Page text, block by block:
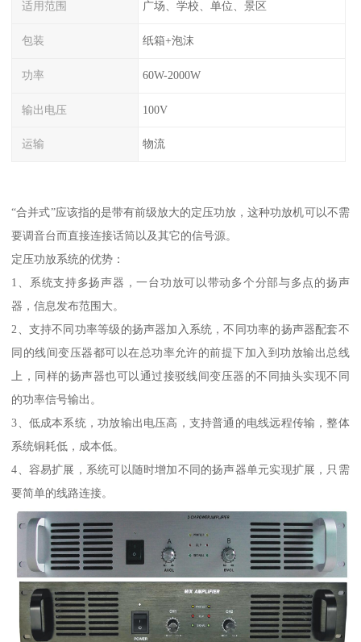
适用范围 广场、学校、单位、景区
包装 纸箱+泡沫
功率 60W-2000W
输出电压 100V
运输 物流
“合并式”应该指的是带有前级放大的定压功放，这种功放机可以不需
要调音台而直接连接话筒以及其它的信号源。
定压功放系统的优势：
1、系统支持多扬声器，一台功放可以带动多个分部与多点的扬声
器，信息发布范围大。
2、支持不同功率等级的扬声器加入系统，不同功率的扬声器配套不
同的线间变压器都可以在总功率允许的前提下加入到功放输出总线
上，同样的扬声器也可以通过接驳线间变压器的不同抽头实现不同
的功率信号输出。
3、低成本系统，功放输出电压高，支持普通的电线远程传输，整体
系统铜耗低，成本低。
4、容易扩展，系统可以随时增加不同的扬声器单元实现扩展，只需
要简单的线路连接。